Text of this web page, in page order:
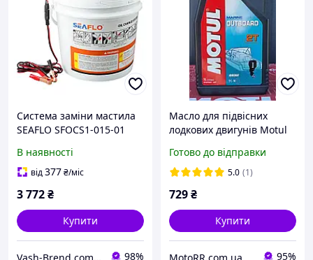
Система заміни мастила
SEAFLO SFOCS1-015-01
для катерів та
генераторів
В наявності
від377₴/міс
3 772₴
Купити
Vash-Brend.com.ua 98%
Масло для підвісних
лодкових двигунів Motul
Готово до відправки
5.0 (1)
729₴
Купити
MotoRR.com.ua 95%